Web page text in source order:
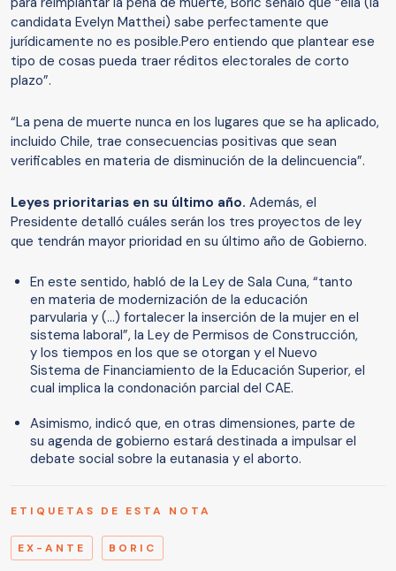
candidata Evelyn Matthei) sabe perfectamente que
jurídicamente no es posible.Pero entiendo que plantear ese
tipo de cosas pueda traer réditos electorales de corto
plazo”.
“La pena de muerte nunca en los lugares que se ha aplicado,
incluido Chile, trae consecuencias positivas que sean
verificables en materia de disminución de la delincuencia”.
Leyes prioritarias en su último año. Además, el
Presidente detalló cuáles serán los tres proyectos de ley
que tendrán mayor prioridad en su último año de Gobierno.
En este sentido, habló de la Ley de Sala Cuna, “tanto
en materia de modernización de la educación
parvularia y (…) fortalecer la inserción de la mujer en el
sistema laboral”, la Ley de Permisos de Construcción,
y los tiempos en los que se otorgan y el Nuevo
Sistema de Financiamiento de la Educación Superior, el
cual implica la condonación parcial del CAE.
Asimismo, indicó que, en otras dimensiones, parte de
su agenda de gobierno estará destinada a impulsar el
debate social sobre la eutanasia y el aborto.
ETIQUETAS DE ESTA NOTA
EX-ANTE BORIC